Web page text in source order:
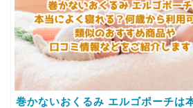
巻かないおくるみ エルゴポーチは